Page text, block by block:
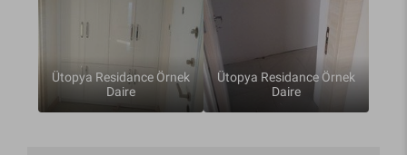
Ütopya Residance Örnek
Daire
Ütopya Residance Örnek
Daire